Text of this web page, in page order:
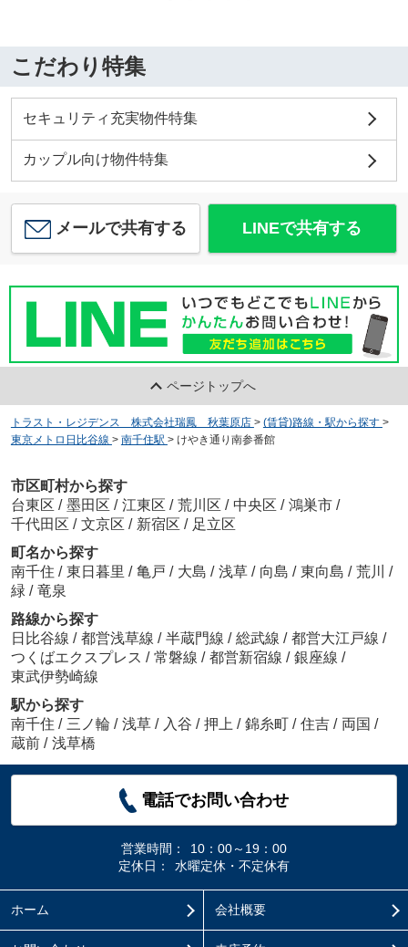
こだわり特集
セキュリティ充実物件特集
カップル向け物件特集
メールで共有する LINEで共有する
ページトップへ
トラスト・レジデンス 株式会社瑞鳳 秋葉原店 > (賃貸)路線・駅から探す >
東京メトロ日比谷線 > 南千住駅 > けやき通り南参番館
市区町村から探す
台東区 / 墨田区 / 江東区 / 荒川区 / 中央区 / 鴻巣市 /
千代田区 / 文京区 / 新宿区 / 足立区
町名から探す
南千住 / 東日暮里 / 亀戸 / 大島 / 浅草 / 向島 / 東向島 / 荒川 /
緑 / 竜泉
路線から探す
日比谷線 / 都営浅草線 / 半蔵門線 / 総武線 / 都営大江戸線 /
つくばエクスプレス / 常磐線 / 都営新宿線 / 銀座線 /
東武伊勢崎線
駅から探す
南千住 / 三ノ輪 / 浅草 / 入谷 / 押上 / 錦糸町 / 住吉 / 両国 /
蔵前 / 浅草橋
電話でお問い合わせ
営業時間：
10：00～19：00
定休日：
水曜定休・不定休有
ホーム 会社概要